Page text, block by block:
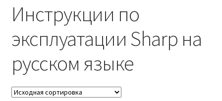
Личный кабинет
Инструкции по
эксплуатации Sharp на
русском языке